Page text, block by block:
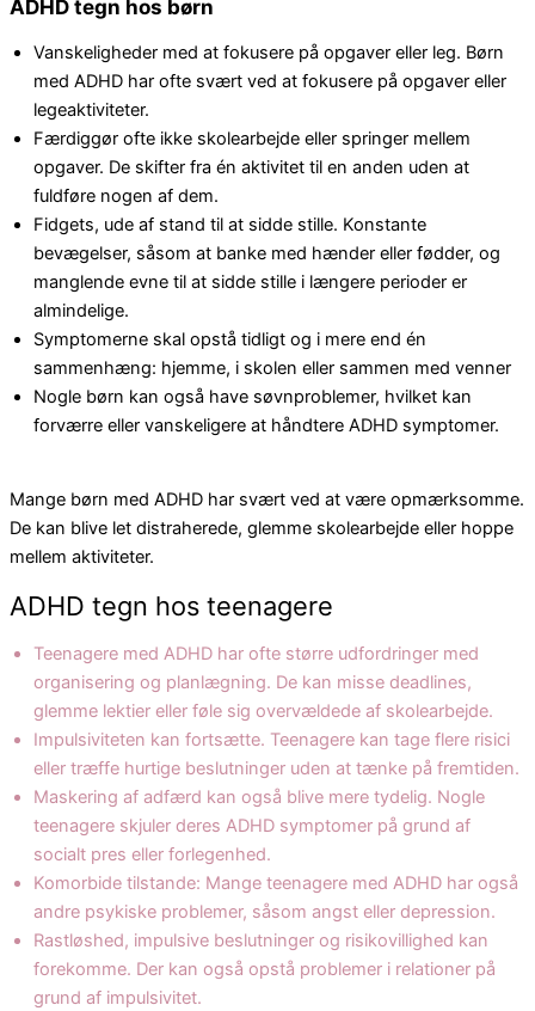
ADHD tegn hos børn
Vanskeligheder med at fokusere på opgaver eller leg. Børn
med ADHD har ofte svært ved at fokusere på opgaver eller
legeaktiviteter.
Færdiggør ofte ikke skolearbejde eller springer mellem
opgaver. De skifter fra én aktivitet til en anden uden at
fuldføre nogen af ​​dem.
Fidgets, ude af stand til at sidde stille. Konstante
bevægelser, såsom at banke med hænder eller fødder, og
manglende evne til at sidde stille i længere perioder er
almindelige.
Symptomerne skal opstå tidligt og i mere end én
sammenhæng: hjemme, i skolen eller sammen med venner
Nogle børn kan også have søvnproblemer, hvilket kan
forværre eller vanskeligere at håndtere ADHD symptomer.
Mange børn med ADHD har svært ved at være opmærksomme.
De kan blive let distraherede, glemme skolearbejde eller hoppe
mellem aktiviteter.
ADHD tegn hos teenagere
Teenagere med ADHD har ofte større udfordringer med
organisering og planlægning. De kan misse deadlines,
glemme lektier eller føle sig overvældede af skolearbejde.
Impulsiviteten kan fortsætte. Teenagere kan tage flere risici
eller træffe hurtige beslutninger uden at tænke på fremtiden.
Maskering af adfærd kan også blive mere tydelig. Nogle
teenagere skjuler deres ADHD symptomer på grund af
socialt pres eller forlegenhed.
Komorbide tilstande: Mange teenagere med ADHD har også
andre psykiske problemer, såsom angst eller depression.
Rastløshed, impulsive beslutninger og risikovillighed kan
forekomme. Der kan også opstå problemer i relationer på
grund af impulsivitet.